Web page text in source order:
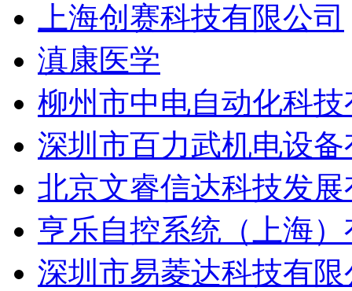
上海创赛科技有限公司
滇康医学
柳州市中电自动化科
深圳市百力武机电设
北京文睿信达科技发
亨乐自控系统（上海
深圳市易菱达科技有限